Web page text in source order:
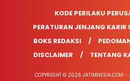
KODE PERILAKU
PERATURAN JENJANG KARIR
BOKS REDAKSI
DISCLAIMER
TENTANG
COPYRIGHT © 2026 JATIMNESIA.COM -